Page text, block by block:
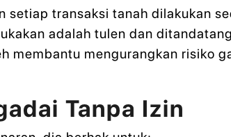
transaksi tanah dilakukan
adalah tulen dan
membantu mengurangkan risiko
Tanpa Izin